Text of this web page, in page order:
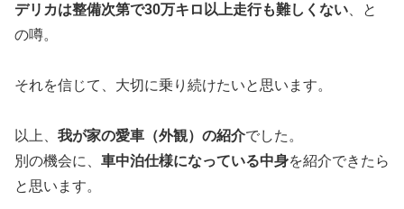
デリカは整備次第で30万キロ以上走行も難しくない 、と
の噂。
それを信じて、大切に乗り続けたいと思います。
以上、 我が家の愛車（外観）の紹介でした。
別の機会に、 車中泊仕様になっている中身を紹介できたら
と思います。